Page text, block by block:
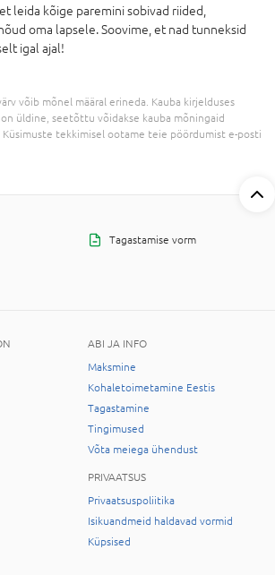
leida kõige paremini sobivad riided,
oma lapsele. Soovime, et nad tunneksid
igal ajal!
võib mõnel määral erineda. Kauba kirjelduses
üldine, seetõttu võidakse kauba mõningaid
tekkimisel ootame teie pöördumist e-posti
Tagastamise vorm
ABI JA INFO
Maksmine
Kohaletoimetamine Eestis
Tagastamine
Tingimused
Võta meiega ühendust
PRIVAATSUS
Privaatsuspoliitika
Isikuandmeid haldavad vormid
Küpsised